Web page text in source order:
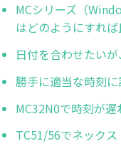
MCシリーズ（
はどのようにすれ
日付を合わせたい
勝手に適当な時刻
MC32N0で時刻が
TC51/56でネック